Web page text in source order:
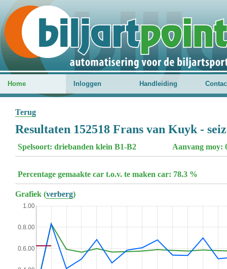
Home Inloggen Handleiding
Terug
Resultaten 152518 Frans van Kuyk -
Spelsoort: driebanden klein B1-B2 Aanvang moy:
Percentage gemaakte car t.o.v. te maken car: 78.3 %
Grafiek (verberg)